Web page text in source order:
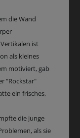
die Wand
ist
als kleines
motiviert, gab
"Rockstar"
ein frisches,
die junge
als sie